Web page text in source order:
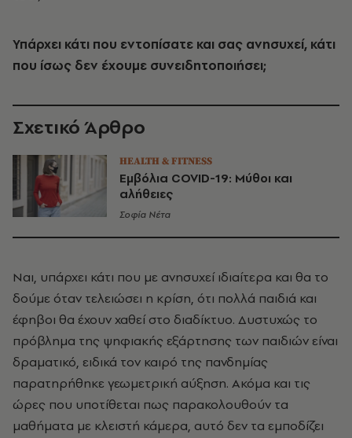
Υπάρχει κάτι που εντοπίσατε και σας ανησυχεί, κάτι
που ίσως δεν έχουμε συνειδητοποιήσει;
Σχετικό Άρθρο
HEALTH & FITNESS
Εμβόλια COVID-19: Μύθοι και
αλήθειες
Σοφία Νέτα
Ναι, υπάρχει κάτι που με ανησυχεί ιδιαίτερα και θα το
δούμε όταν τελειώσει η κρίση, ότι πολλά παιδιά και
έφηβοι θα έχουν χαθεί στο διαδίκτυο. Δυστυχώς το
πρόβλημα της ψηφιακής εξάρτησης των παιδιών είναι
δραματικό, ειδικά τον καιρό της πανδημίας
παρατηρήθηκε γεωμετρική αύξηση. Ακόμα και τις
ώρες που υποτίθεται πως παρακολουθούν τα
μαθήματα με κλειστή κάμερα, αυτό δεν τα εμποδίζει